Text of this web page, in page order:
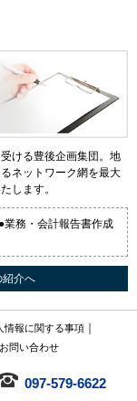
ける豊後企画集団。地
ネットワーク網を最大
します。
●業務・会計報告書作成
紹介へ
情報に関する事項｜
お問い合わせ
097-579-6622